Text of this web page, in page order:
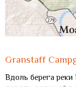
Granstaff
Вдоль берега